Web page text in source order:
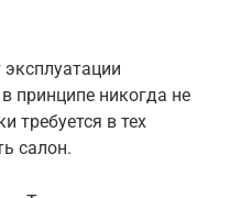
принципе никогда не
требуется в тех
салон.